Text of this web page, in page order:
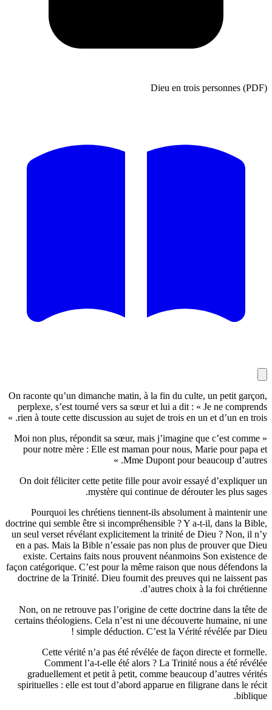
Dieu en trois
On raconte qu’un dimanche matin, à la fin du culte, un
perplexe, s’est tourné vers sa sœur et lui a dit : « Je ne
rien à toute cette discussion au sujet de trois en un et
« Moi non plus, répondit sa sœur, mais j’imagine que
pour notre mère : Elle est maman pour nous, Marie
Mme Dupont pour beaucoup
On doit féliciter cette petite fille pour avoir essayé
mystère qui continue de dérouter les
Pourquoi les chrétiens tiennent-ils absolument à
doctrine qui semble être si incompréhensible ? Y a-t-il,
un seul verset révélant explicitement la trinité de Dieu ?
en a pas. Mais la Bible n’essaie pas non plus de
existe. Certains faits nous prouvent néanmoins Son
façon catégorique. C’est pour la même raison que nous
doctrine de la Trinité. Dieu fournit des preuves qui ne
d’autres choix à la foi
Non, on ne retrouve pas l’origine de cette doctrine
certains théologiens. Cela n’est ni une découverte
simple déduction. C’est la Vérité
Cette vérité n’a pas été révélée de façon directe
Comment l’a-t-elle été alors ? La Trinité nous a
graduellement et petit à petit, comme beaucoup
spirituelles : elle est tout d’abord apparue en filigrane